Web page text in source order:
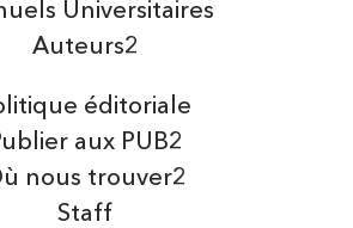
Auteurs2
Universitaires
éditoriale
aux PUB2
nous trouver2
Staff